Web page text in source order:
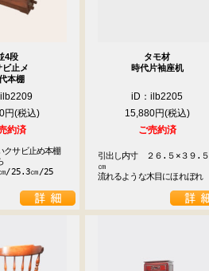
4段
ビ止メ
本棚
円
約済
クサビ止め本棚
㎝/25
タモ材
時代片袖座机
iD：ilb2205
15,880円
ご売約済
引出し内寸　２６.５×３９.５
㎝
流れるような木目にほれぼれ